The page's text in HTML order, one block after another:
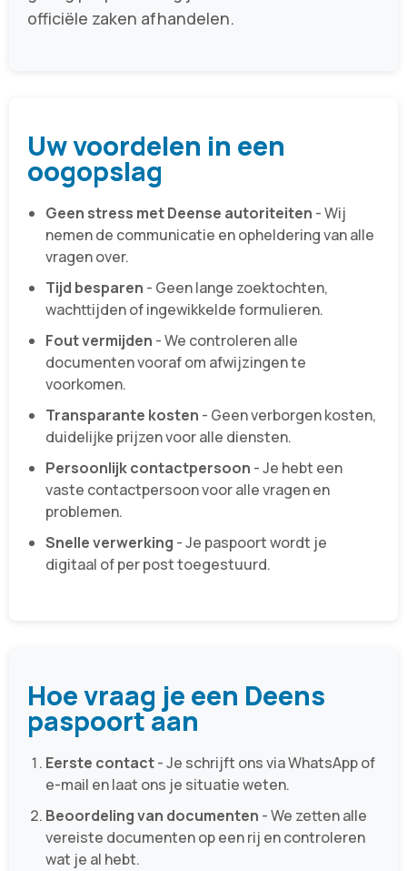
officiële zaken afhandelen.
Uw voordelen in een
oogopslag
Geen stress met Deense autoriteiten - Wij
nemen de communicatie en opheldering van alle
vragen over.
Tijd besparen - Geen lange zoektochten,
wachttijden of ingewikkelde formulieren.
Fout vermijden - We controleren alle
documenten vooraf om afwijzingen te
voorkomen.
Transparante kosten - Geen verborgen kosten,
duidelijke prijzen voor alle diensten.
Persoonlijk contactpersoon - Je hebt een
vaste contactpersoon voor alle vragen en
problemen.
Snelle verwerking - Je paspoort wordt je
digitaal of per post toegestuurd.
Hoe vraag je een Deens
paspoort aan
Eerste contact- Je schrijft ons via WhatsApp of
e-mail en laat ons je situatie weten.
Beoordeling van documenten - We zetten alle
vereiste documenten op een rij en controleren
wat je al hebt.